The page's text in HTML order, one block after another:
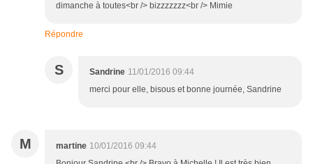
dimanche à toutes<br /> bizzzzzzz<br /> Mimie
Répondre
S Sandrine 11/01/2016 09:44
merci pour elle, bisous et bonne journée, Sandrine
M martine 10/01/2016 09:44